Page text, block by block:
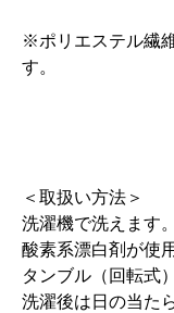
※ポリエステル繊
す。
＜取扱い方法＞
洗濯機で洗えます。
酸素系漂白剤が使
タンブル（回転式
洗濯後は日の当た